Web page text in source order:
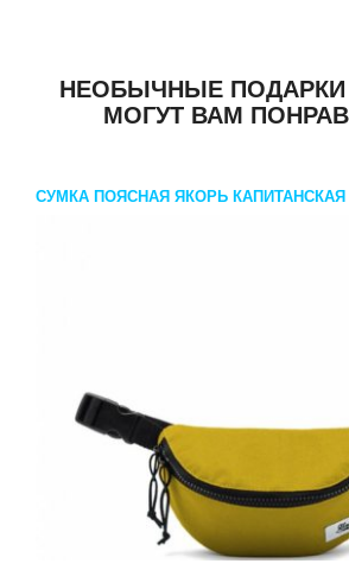
НЕОБЫЧНЫЕ
МОГУТ ВАМ
СУМКА ПОЯСНАЯ ЯКОРЬ